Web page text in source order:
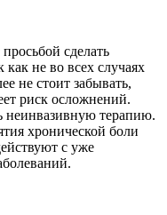
сделать
как не во всех случаях
не стоит забывать,
риск осложнений.
неинвазивную терапию.
хронической боли
с уже